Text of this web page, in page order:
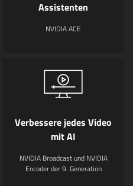
Assistenten
NVIDIA ACE
Verbessere jedes Video
mit AI
NVIDIA Broadcast und NVIDIA
Encoder der 9. Generation